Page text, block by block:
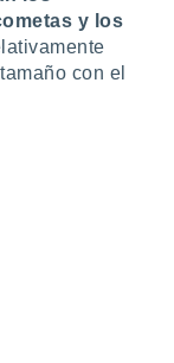
y los
con el